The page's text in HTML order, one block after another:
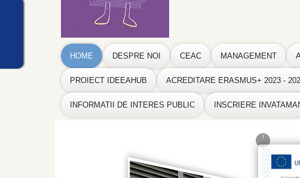
HOME DESPRE NOI CEAC MANAGEMENT
PROIECT IDEEAHUB ACREDITARE ERASMUS+ 2023 -
INFORMATII DE INTERES PUBLIC INSCRIERE